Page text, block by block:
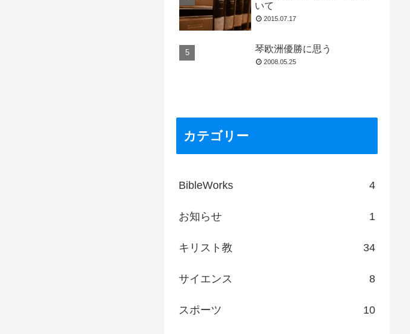
いて
2015.07.17
琴欧洲優勝に思う
2008.05.25
カテゴリー
BibleWorks 4
お知らせ 1
キリスト教 34
サイエンス 8
スポーツ 10